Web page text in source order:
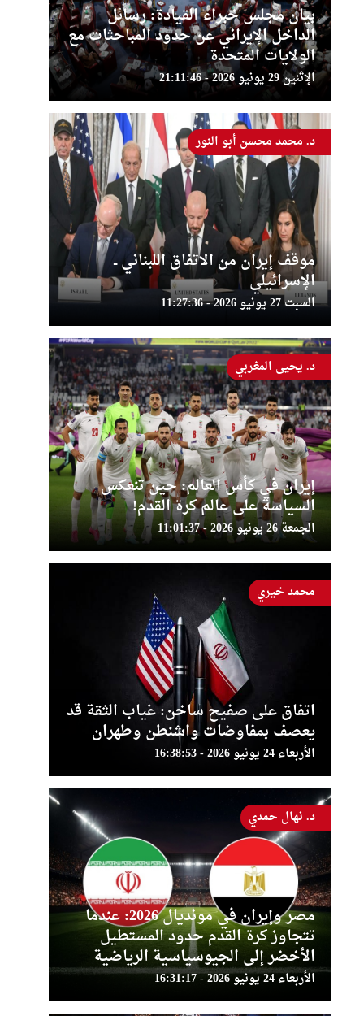
بيان مجلس خبراء القيادة: رسائل
الداخل الإيراني عن حدود المباحثات مع
الولايات المتحدة
الإثنين 29 يونيو 2026 - 21:11:46
موقف إيران من الاتفاق اللبناني ــ
الإسرائيلي
السبت 27 يونيو 2026 - 11:27:36
د. محمد محسن أبو النور
إيران في كأس العالم: حين تنعكس
السياسة على عالم كرة القدم!
الجمعة 26 يونيو 2026 - 11:01:37
د. يحيى المغربي
اتفاق على صفيح ساخن: غياب الثقة قد
يعصف بمفاوضات واشنطن وطهران
الأربعاء 24 يونيو 2026 - 16:38:53
محمد خيري
مصر وإيران في مونديال 2026: عندما
تتجاوز كرة القدم حدود المستطيل
الأخضر إلى الجيوسياسية الرياضية
الأربعاء 24 يونيو 2026 - 16:31:17
د. نهال حمدي